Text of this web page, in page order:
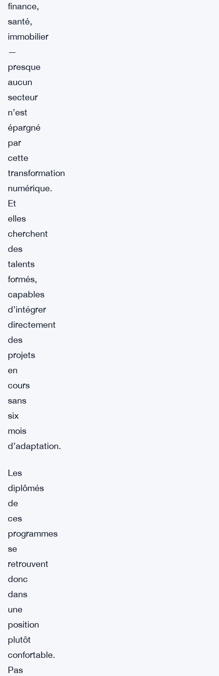
finance,
santé,
immobilier
—
presque
aucun
secteur
n’est
épargné
par
cette
transformation
numérique.
Et
elles
cherchent
des
talents
formés,
capables
d’intégrer
directement
des
projets
en
cours
sans
six
mois
d’adaptation.
Les
diplômés
de
ces
programmes
se
retrouvent
donc
dans
une
position
plutôt
confortable.
Pas